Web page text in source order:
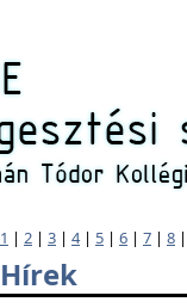
1 | 2 | 3 | 4| 5 | 6 | 7 | 8 |
Hírek